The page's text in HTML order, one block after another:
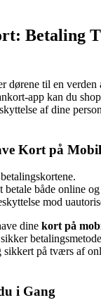
Betaling
dørene til en
app kan du
af dine
Kort på
betale både online
mod
dine kort på
sikkert på tværs af
i Gang